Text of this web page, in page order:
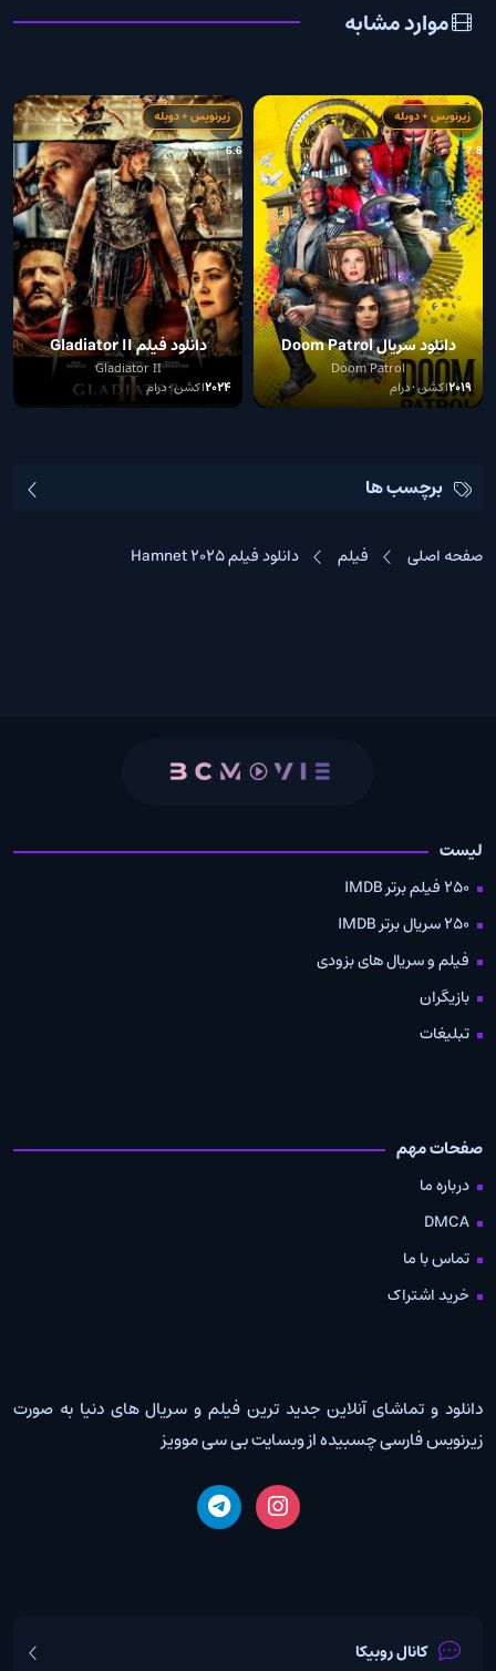
موارد مشابه
7.8
زیرنویس + دوبله
دانلود سریال Doom Patrol
Doom Patrol
2019اکشن • درام
6.6
زیرنویس + دوبله
دانلود فیلم Gladiator II
Gladiator II
2024اکشن • درام
برچسب ها
صفحه اصلی فیلم دانلود فیلم Hamnet 2025
لیست
250 فیلم برتر IMDB
250 سریال برتر IMDB
فیلم و سریال های بزودی
بازیگران
تبلیغات
صفحات مهم
درباره ما
DMCA
تماس با ما
خرید اشتراک
دانلود و تماشای آنلاین جدید ترین فیلم و سریال های دنیا به صورت
زیرنویس فارسی چسبیده از وبسایت بی سی موویز
کانال روبیکا